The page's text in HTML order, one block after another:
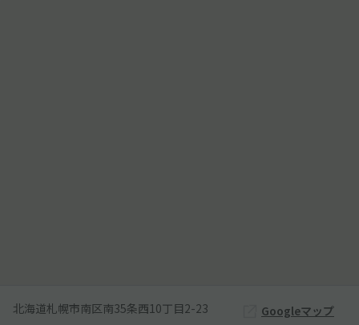
北海道札幌市南区南35条西10丁目2-23 Googleマップ